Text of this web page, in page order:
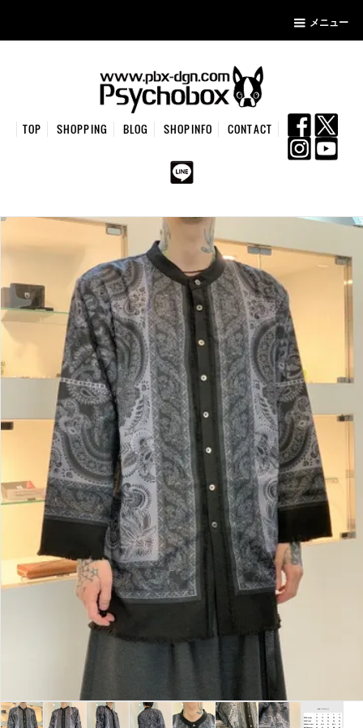
メニュー
TOP SHOPPING BLOG SHOPINFO CONTACT